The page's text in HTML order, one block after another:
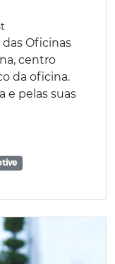
Oficinas
centro
da oficina.
e pelas suas